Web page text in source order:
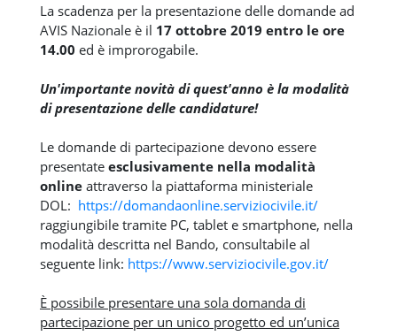
La scadenza per la presentazione delle domande ad
AVIS Nazionale è il 17 ottobre 2019 entro le ore
14.00 ed è improrogabile.
Un'importante novità di quest'anno è la modalità
di presentazione delle candidature!
Le domande di partecipazione devono essere
presentate esclusivamente nella modalità
online attraverso la piattaforma ministeriale
DOL: https://domandaonline.serviziocivile.it/
raggiungibile tramite PC, tablet e smartphone, nella
modalità descritta nel Bando, consultabile al
seguente link: https://www.serviziocivile.gov.it/
È possibile presentare una sola domanda di
partecipazione per un unico progetto ed un’unica